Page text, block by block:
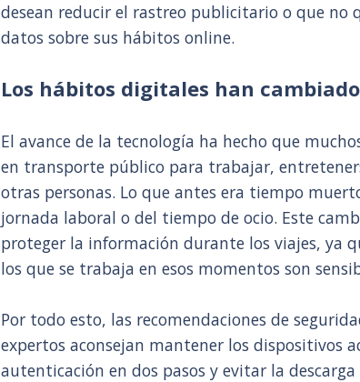
desean reducir el rastreo publicitario o que no
datos sobre sus hábitos online.
Los hábitos digitales han
El avance de la tecnología ha hecho que
en transporte público para trabajar,
otras personas. Lo que antes era tiempo
jornada laboral o del tiempo de ocio. Este
proteger la información durante los viajes, ya
los que se trabaja en esos momentos son
Por todo esto, las recomendaciones de
expertos aconsejan mantener los dispositivos
autenticación en dos pasos y evitar la